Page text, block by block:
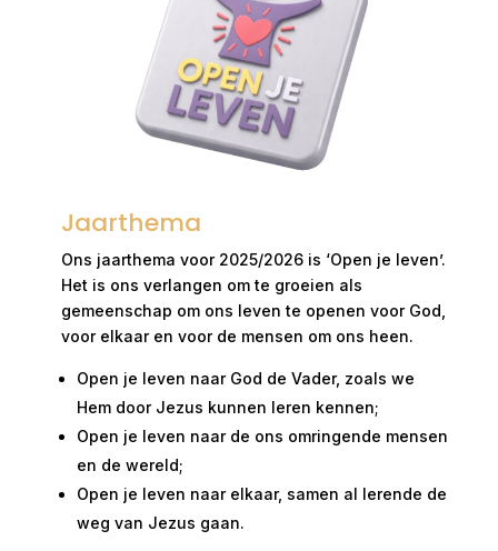
Jaarthema
Ons jaarthema voor 2025/2026 is ‘Open je leven’.
Het is ons verlangen om te groeien als
gemeenschap om ons leven te openen voor God,
voor elkaar en voor de mensen om ons heen.
Open je leven naar God de Vader, zoals we
Hem door Jezus kunnen leren kennen;
Open je leven naar de ons omringende mensen
en de wereld;
Open je leven naar elkaar, samen al lerende de
weg van Jezus gaan.